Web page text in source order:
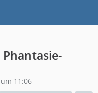
11:06